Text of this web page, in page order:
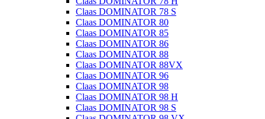
Claas DOMINATOR 78 S
Claas DOMINATOR 80
Claas DOMINATOR 85
Claas DOMINATOR 86
Claas DOMINATOR 88
Claas DOMINATOR 88VX
Claas DOMINATOR 96
Claas DOMINATOR 98
Claas DOMINATOR 98 H
Claas DOMINATOR 98 S